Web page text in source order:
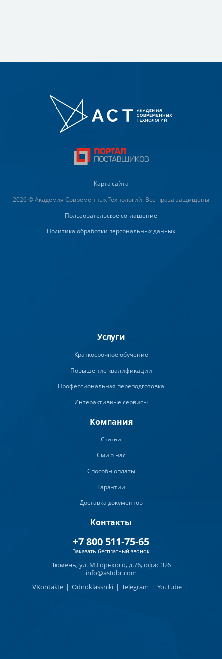
Карта сайта
2026 © Академия Современных Технологий. Все права защищены
Пользовательское соглашение
Политика обработки персональных данных
Услуги
Краткосрочное обучение
Повышение квалификации
Профессиональная переподготовка
Интерактивные сервисы
Компания
Статьи
Сми о нас
Способы оплаты
Гарантии
Доставка документов
Контакты
+7 800 511-75-65
Заказать бесплатный звонок
Тюмень, ул. М.Горького, д.76, офис 326
info@astobr.com
VKontakte | Odnoklassniki | Telegram | Youtube |